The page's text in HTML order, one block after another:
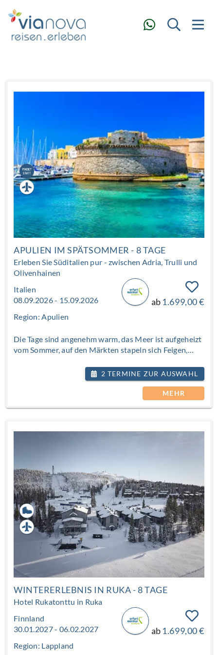
APULIEN IM SPÄTSOMMER - 8 TAGE
Erleben Sie Süditalien pur - zwischen Adria, Trulli und
Olivenhainen
Italien
08.09.2026 - 15.09.2026
Region: Apulien
ab 1.699,00 €
Die Tage sind angenehm warm, das Meer ist aufgeheizt
vom Sommer, auf den Märkten stapeln sich Feigen,
Apulien von seiner schönsten Seite - golden, ruhig,
genussvoll. Sie reisen durch den Stiefelabsatz Italiens,
entlang weiter Küsten mit dramatischen Felsen und
feinem Sand, durch silbrig-grün schimmernde
2 TERMINE ZUR AUSWAHL
MEHR
WINTERERLEBNIS IN RUKA - 8 TAGE
Hotel Rukatonttu in Ruka
Finnland
30.01.2027 - 06.02.2027
Region: Lappland
ab 1.699,00 €